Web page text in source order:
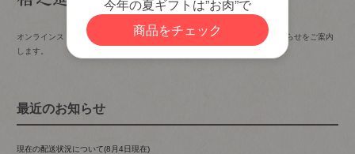
オンラインストアの新着情報やイベント・催事情報など、格之進からのお知らせをご案内
します。
最近のお知らせ
現在の配送状況について(8月4日現在)